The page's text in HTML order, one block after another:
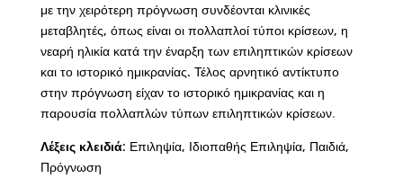
με την χειρότερη πρόγνωση συνδέονται κλινικές
μεταβλητές, όπως είναι οι πολλαπλοί τύποι κρίσεων, η
νεαρή ηλικία κατά την έναρξη των επιληπτικών κρίσεων
και το ιστορικό ημικρανίας. Τέλος αρνητικό αντίκτυπο
στην πρόγνωση είχαν το ιστορικό ημικρανίας και η
παρουσία πολλαπλών τύπων επιληπτικών κρίσεων.
Λέξεις κλειδιά: Επιληψία, Ιδιοπαθής Επιληψία, Παιδιά,
Πρόγνωση